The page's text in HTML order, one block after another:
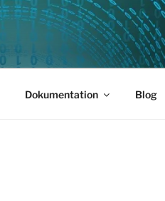
Dokumentation Blog